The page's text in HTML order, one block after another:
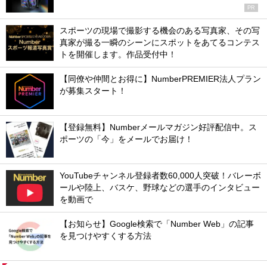
PR
スポーツの現場で撮影する機会のある写真家、その写
真家が撮る一瞬のシーンにスポットをあてるコンテス
トを開催します。作品受付中！
【同僚や仲間とお得に】NumberPREMIER法人プラン
が募集スタート！
【登録無料】Numberメールマガジン好評配信中。ス
ポーツの「今」をメールでお届け！
YouTubeチャンネル登録者数60,000人突破！バレーボ
ールや陸上、バスケ、野球などの選手のインタビュー
を動画で
【お知らせ】Google検索で「Number Web」の記事
を見つけやすくする方法